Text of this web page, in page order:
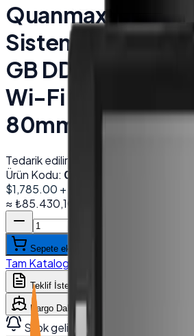
Quanmax QX-
Sistemleri 21.5''
GB DDR4 256 GB
Wi-Fi 2D Barkod
80mm Yazıcı
Tedarik edilir
Ürün Kodu: 003077
$1,785.00 + KDV
≈₺85.430,10
Sepete ekle
Tam Katalog
Teklif İste
Kargo Dahil Fiyat Hesapla
Stok gelince haber ver